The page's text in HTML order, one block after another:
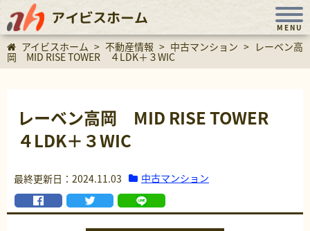
アイビスホーム
MENU
アイビスホーム > 不動産情報 > 中古マンション > レーベン高
岡 MID RISE TOWER ４LDK＋３WIC
レーベン高岡 MID RISE TOWER
４LDK＋３WIC
最終更新日：2024.11.03 中古マンション